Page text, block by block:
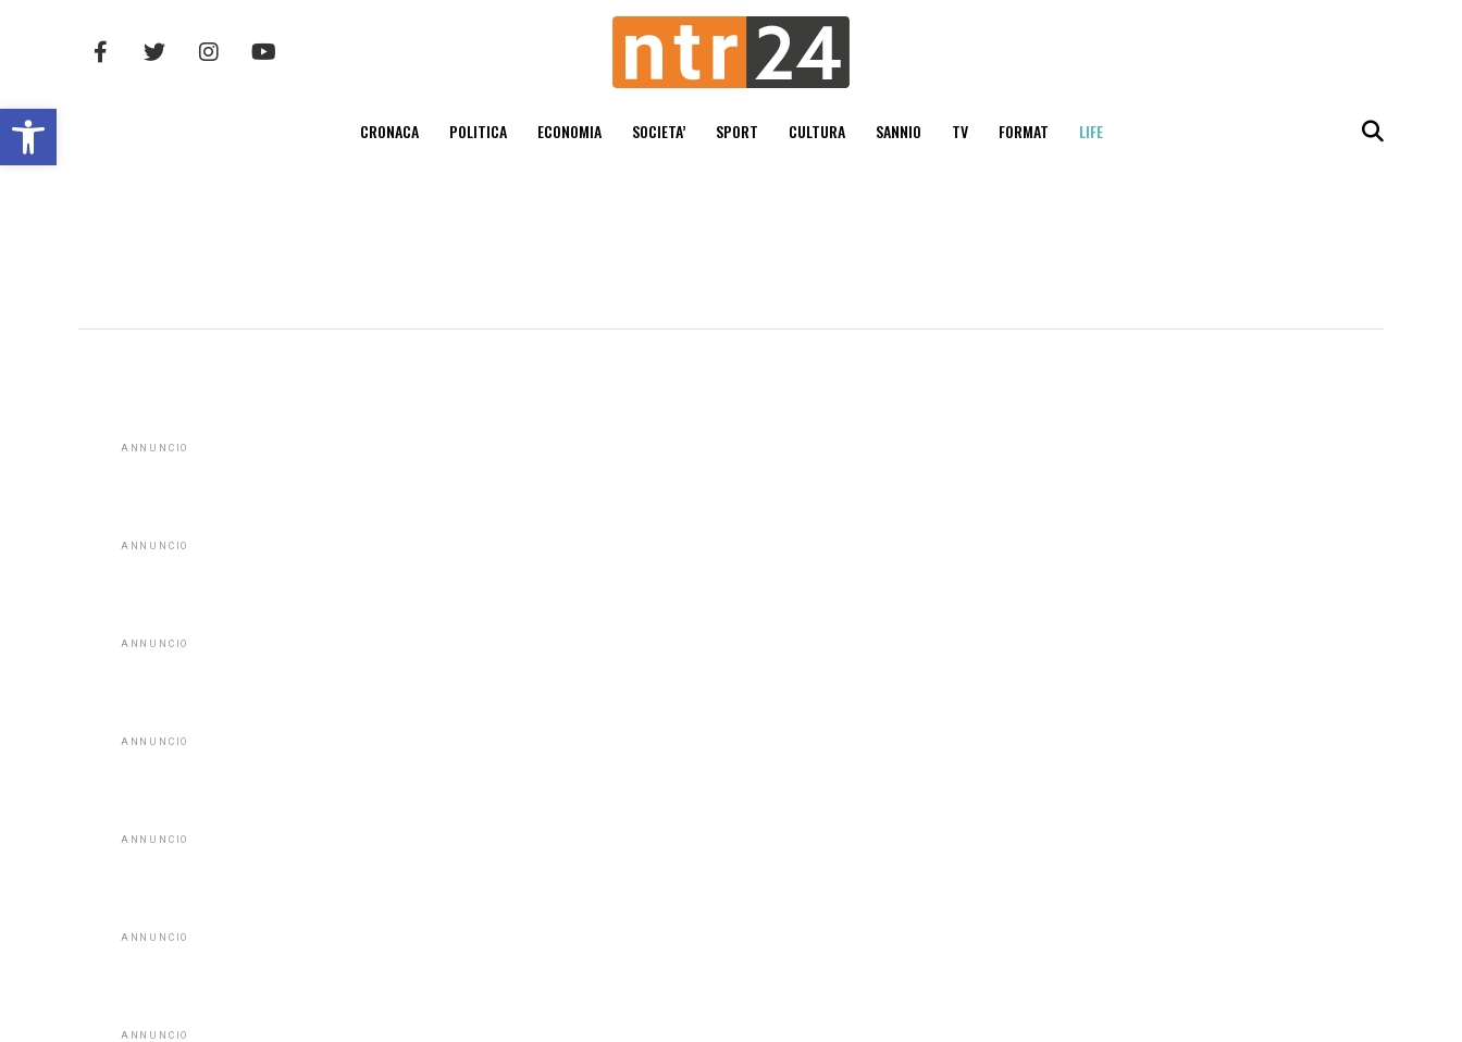
Open toolbar CRONACA POLITICA ECONOMIA SOCIETA’ SPORT CULTURA SANNIO TV FORMAT LIFE
ANNUNCIO
ANNUNCIO
ANNUNCIO
ANNUNCIO
ANNUNCIO
ANNUNCIO
ANNUNCIO